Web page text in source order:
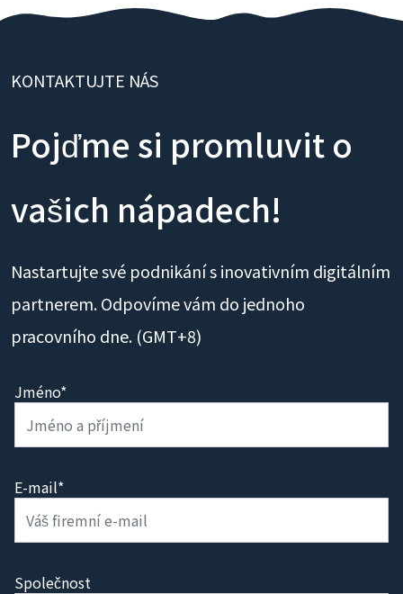
KONTAKTUJTE NÁS
Pojďme si promluvit o
vašich nápadech!
Nastartujte své podnikání s inovativním digitálním
partnerem. Odpovíme vám do jednoho
pracovního dne. (GMT+8)
Jméno*
E-mail*
Společnost